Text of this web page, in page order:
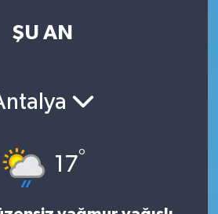
ŞU AN
17°